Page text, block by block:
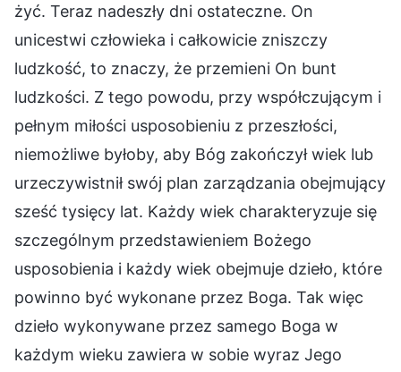
żyć. Teraz nadeszły dni ostateczne. On
unicestwi człowieka i całkowicie zniszczy
ludzkość, to znaczy, że przemieni On bunt
ludzkości. Z tego powodu, przy współczującym i
pełnym miłości usposobieniu z przeszłości,
niemożliwe byłoby, aby Bóg zakończył wiek lub
urzeczywistnił swój plan zarządzania obejmujący
sześć tysięcy lat. Każdy wiek charakteryzuje się
szczególnym przedstawieniem Bożego
usposobienia i każdy wiek obejmuje dzieło, które
powinno być wykonane przez Boga. Tak więc
dzieło wykonywane przez samego Boga w
każdym wieku zawiera w sobie wyraz Jego